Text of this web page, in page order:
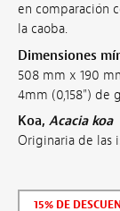
en comparación
la caoba.
Dimensiones
508 mm x 190
4mm (0,158") de
Koa, Acacia koa
Originaria de las
15% DE